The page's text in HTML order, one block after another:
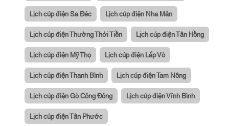
Lịch cúp điện Sa Đéc Lịch cúp điện Nha Mân
Lịch cúp điện Thường Thới Tiền Lịch cúp điện Tân Hồng
Lịch cúp điện Mỹ Thọ Lịch cúp điện Lấp Vò
Lịch cúp điện Thanh Bình Lịch cúp điện Tam Nông
Lịch cúp điện Gò Công Đông Lịch cúp điện Vĩnh Bình
Lịch cúp điện Tân Phước